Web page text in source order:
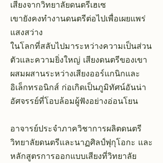
เสียงจากวิทยาลัยดนตรีเฮเซ
เขายังคงทำงานดนตรีต่อไปเพื่อเผยแพร่
แสงสว่าง
ในโลกที่สลับไปมาระหว่างความเป็นส่วน
ตัวและความยิ่งใหญ่ เสียงดนตรีของเขา
ผสมผสานระหว่างเสียงออร์แกนิกและ
อิเล็กทรอนิกส์ ก่อเกิดเป็นภูมิทัศน์อันน่า
อัศจรรย์ที่โอบล้อมผู้ฟังอย่างอ่อนโยน
อาจารย์ประจำภาควิชาการผลิตดนตรี
วิทยาลัยดนตรีและนาฏศิลป์ฟุกุโอกะ และ
หลักสูตรการออกแบบเสียงที่วิทยาลัย